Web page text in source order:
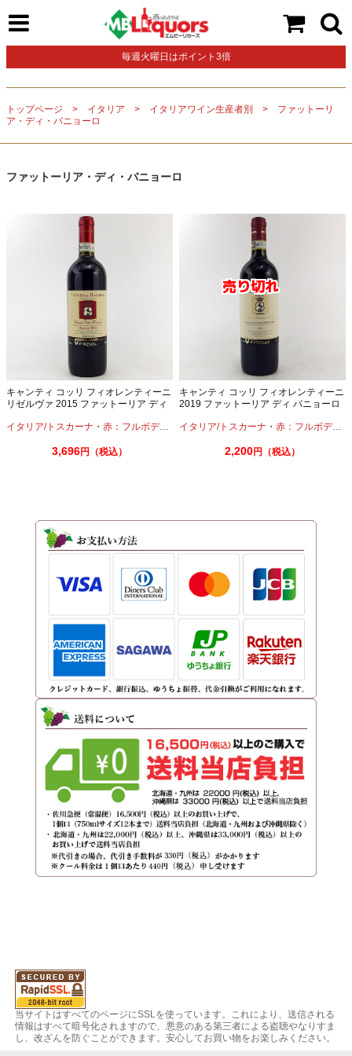
毎週火曜日はポイント3倍
トップページ イタリア イタリアワイン生産者別
ファットーリ
ア・ディ・バニョーロ
ファットーリア・ディ・バニョーロ
キャンティ コッリ フィオレンティーニ
リゼルヴァ 2015 ファットーリア ディ
イタリア/トスカーナ ・ 赤：フルボディ サンジョヴェーゼ
3,696円（税込）
キャンティ コッリ フィオレンティーニ
2019 ファットーリア ディ バニョーロ
イタリア/トスカーナ ・赤：フルボディ
2,200円（税込）
当サイトはすべてのページにSSLを使っています。これにより、送信される
情報はすべて暗号化されますので、悪意のある第三者による盗聴やなりすま
し、改ざんを防ぐことができます。安心してお買い物をお楽しみください。